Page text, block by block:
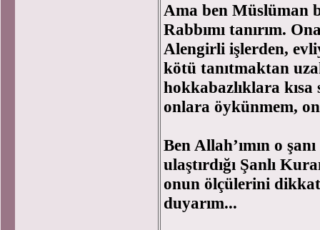
Ama ben Müslüman
Rabbımı tanırım.
Alengirli işlerden,
kötü tanıtmaktan
hokkabazlıklara
onlara öykünmem,
Ben Allah’ımın o
ulaştırdığı Şanlı
onun ölçülerini
duyarım...